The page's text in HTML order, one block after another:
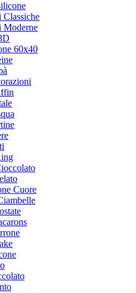
Moderne
60x40
Cuore